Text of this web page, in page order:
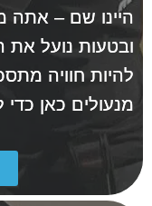
היינו שם –
ובטעות נועל את
להיות חוויה
מנעולים כאן כדי